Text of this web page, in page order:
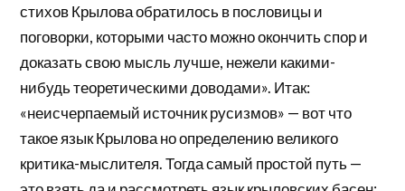
стихов Крылова обратилось в пословицы и
поговорки, которыми часто можно окончить спор и
доказать свою мысль лучше, нежели какими-
нибудь теоретическими доводами». Итак:
«неисчерпаемый источник русизмов» — вот что
такое язык Крылова но определению великого
критика-мыслителя. Тогда самый простой путь —